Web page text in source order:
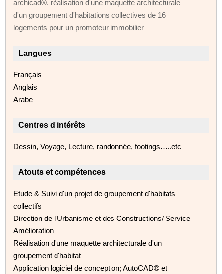
archicad®. réalisation d'une maquette architecturale
d'un groupement d'habitations collectives de 16
logements pour un promoteur immobilier
Langues
Français
Anglais
Arabe
Centres d'intérêts
Dessin, Voyage, Lecture, randonnée, footings…..etc
Atouts et compétences
Etude & Suivi d'un projet de groupement d'habitats
collectifs
Direction de l'Urbanisme et des Constructions/ Service
Amélioration
Réalisation d'une maquette architecturale d'un
groupement d'habitat
Application logiciel de conception; AutoCAD® et